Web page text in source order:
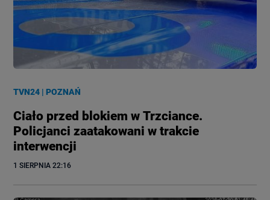
TVN24 |POZNAŃ
Ciało przed blokiem w Trzciance.
Policjanci zaatakowani w trakcie
interwencji
1 SIERPNIA 22:16